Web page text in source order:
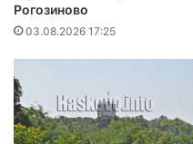
Рогозиново
03.08.2026 17:25